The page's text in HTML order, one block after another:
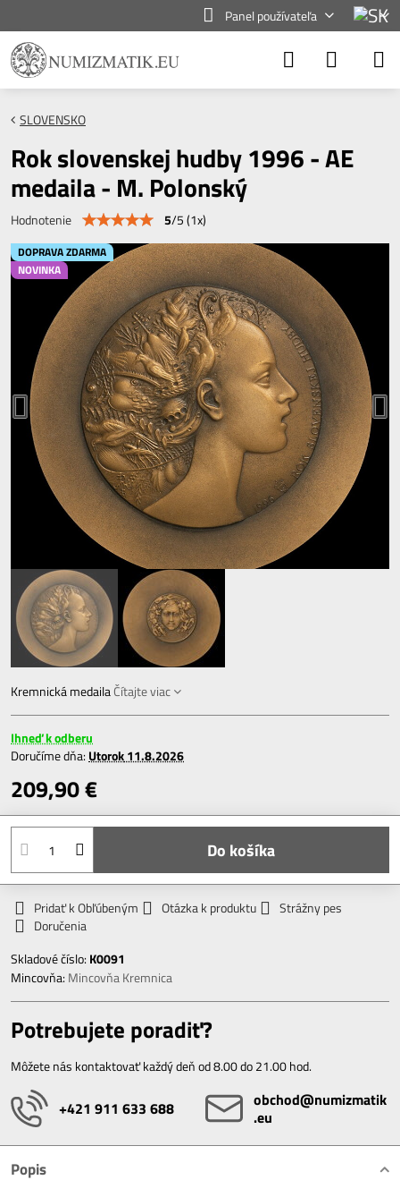
Panel používateľa
DOPRAVA ZDARMA
NOVINKA
SLOVENSKO
Rok slovenskej hudby 1996 - AE
medaila - M. Polonský
Hodnotenie 5/5(1x)
Kremnická medailaČítajte viac
Ihneď k odberu
Doručíme dňa: Utorok11.8.2026
209,90 €
Do košíka
Pridať k Obľúbeným Otázka k produktu
Strážny pes
Doručenia
Skladové číslo: K0091
Mincovňa: Mincovňa Kremnica
Potrebujete poradiť?
Môžete nás kontaktovať každý deň od 8.00 do 21.00 hod.
+421 911 633 688
obchod​@numizmatik​
.eu
Popis